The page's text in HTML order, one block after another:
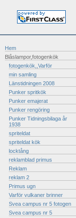
Hem
Blåslampor,fotogenkök
fotogenkök,,Varför
min samling
Länstidningen 2008
Punker spritkök
Punker emajerat
Punker rengöring
Punker Tidningsbilaga år
1938
spriteldat
spriteldat kök
locktång
reklamblad primus
Reklam
reklam 2
Primus ugn
Varför vulkaner brinner
Svea campus nr 5 fotogen
Svea campus nr 5